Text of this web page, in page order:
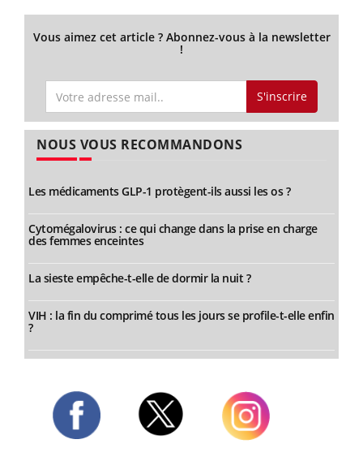
Vous aimez cet article ? Abonnez-vous à la newsletter
!
S'inscrire
NOUS VOUS RECOMMANDONS
Les médicaments GLP-1 protègent-ils aussi les os ?
Cytomégalovirus : ce qui change dans la prise en charge
des femmes enceintes
La sieste empêche-t-elle de dormir la nuit ?
VIH : la fin du comprimé tous les jours se profile-t-elle enfin
?